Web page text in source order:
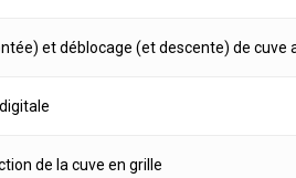
et déblocage (et descente) de cuve
de la cuve en grille